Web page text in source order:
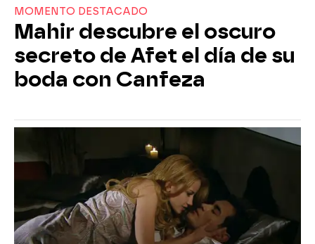
MOMENTO DESTACADO
Mahir descubre el oscuro
secreto de Afet el día de su
boda con Canfeza